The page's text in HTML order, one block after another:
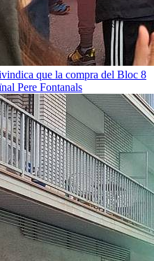
que la compra del Bloc 8
Pere Fontanals